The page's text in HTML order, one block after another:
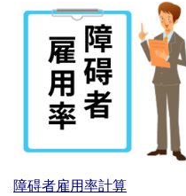
障碍者雇用率計算